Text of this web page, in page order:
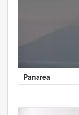
Panarea